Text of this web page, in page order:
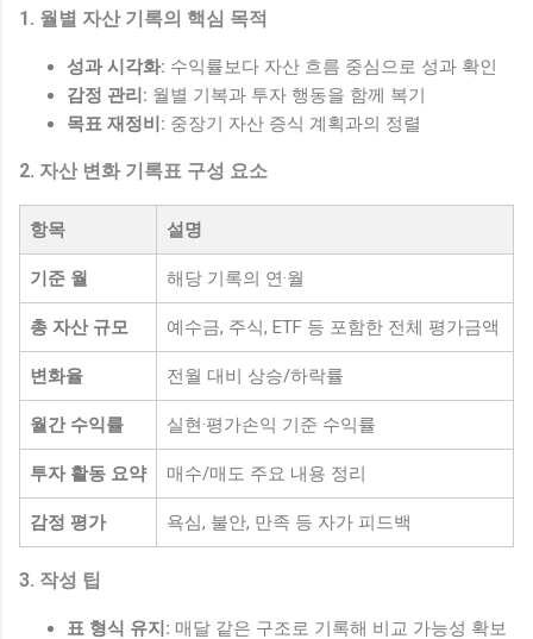
1. 월별 자산 기록의 핵심 목적
성과 시각화: 수익률보다 자산 흐름 중심으로 성과 확인
감정 관리: 월별 기복과 투자 행동을 함께 복기
목표 재정비: 중장기 자산 증식 계획과의 정렬
2. 자산 변화 기록표 구성 요소
항목 설명
기준 월 해당 기록의 연·월
총 자산 규모 예수금, 주식, ETF 등 포함한 전체 평가금액
변화율 전월 대비 상승/하락률
월간 수익률 실현·평가손익 기준 수익률
투자 활동 요약 매수/매도 주요 내용 정리
감정 평가 욕심, 불안, 만족 등 자가 피드백
3. 작성 팁
표 형식 유지: 매달 같은 구조로 기록해 비교 가능성 확보